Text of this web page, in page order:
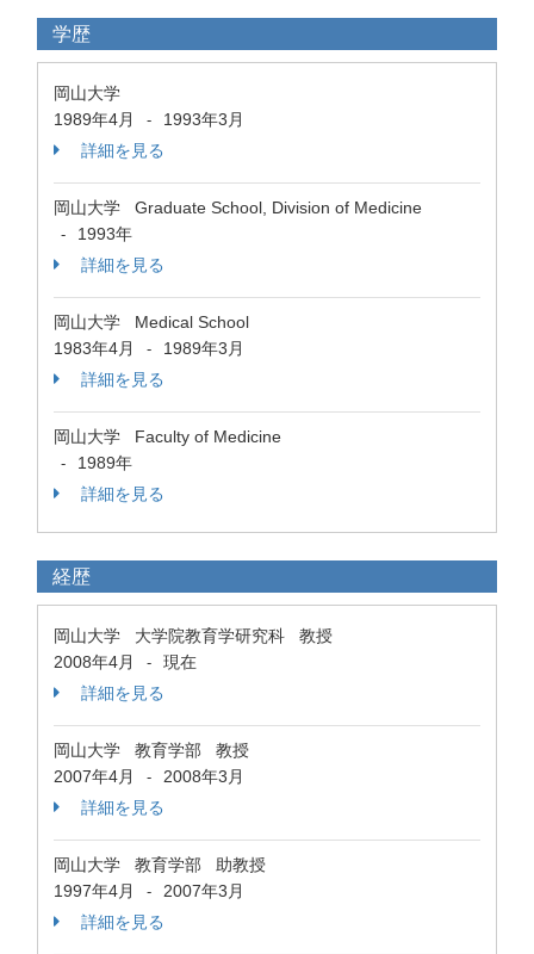
学歴
岡山大学
1989年4月
-
1993年3月
詳細を見る
岡山大学 Graduate School, Division of Medicine
-
1993年
詳細を見る
岡山大学 Medical School
1983年4月
-
1989年3月
詳細を見る
岡山大学 Faculty of Medicine
-
1989年
詳細を見る
経歴
岡山大学 大学院教育学研究科 教授
2008年4月
-
現在
詳細を見る
岡山大学 教育学部 教授
2007年4月
-
2008年3月
詳細を見る
岡山大学 教育学部 助教授
1997年4月
-
2007年3月
詳細を見る